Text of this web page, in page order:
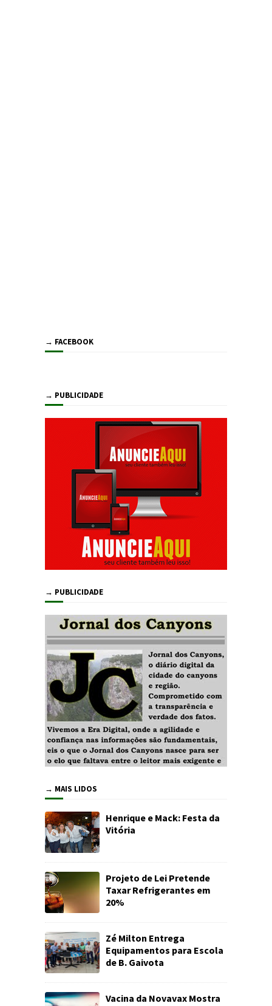
→ FACEBOOK
→ PUBLICIDADE
→ PUBLICIDADE
→ MAIS LIDOS
Henrique e Mack: Festa da
Vitória
Projeto de Lei Pretende
Taxar Refrigerantes em
20%
Zé Milton Entrega
Equipamentos para Escola
de B. Gaivota
Vacina da Novavax Mostra